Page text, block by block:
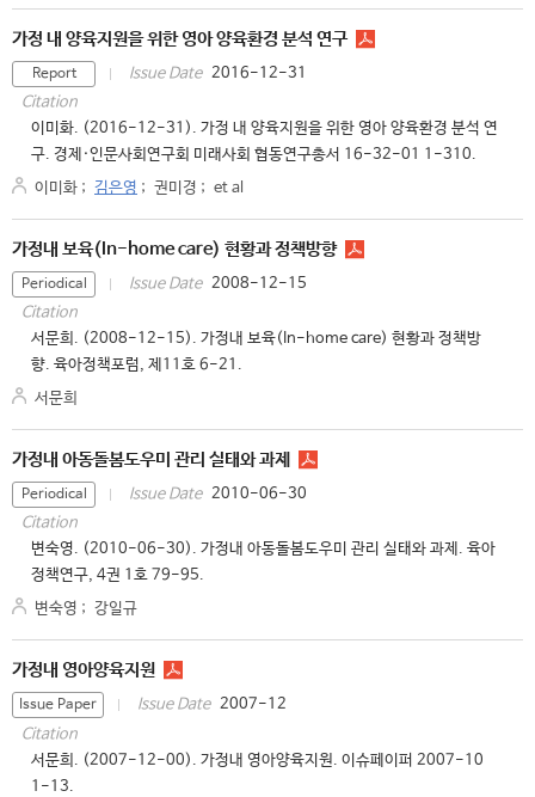
가정 내 양육지원을 위한 영아 양육환경 분석 연구
Report Issue Date 2016-12-31
Citation
이미화. (2016-12-31). 가정 내 양육지원을 위한 영아 양육환경 분석 연
구. 경제·인문사회연구회 미래사회 협동연구총서 16-32-01 1-310.
이미화 ; 김은영 ; 권미경 ; et al
가정내 보육(In-home care) 현황과 정책방향
Periodical Issue Date 2008-12-15
Citation
서문희. (2008-12-15). 가정내 보육(In-home care) 현황과 정책방
향. 육아정책포럼, 제11호 6-21.
서문희
가정내 아동돌봄도우미 관리 실태와 과제
Periodical Issue Date 2010-06-30
Citation
변숙영. (2010-06-30). 가정내 아동돌봄도우미 관리 실태와 과제. 육아
정책연구, 4권 1호 79-95.
변숙영 ; 강일규
가정내 영아양육지원
Issue Paper Issue Date 2007-12
Citation
서문희. (2007-12-00). 가정내 영아양육지원. 이슈페이퍼 2007-10
1-13.